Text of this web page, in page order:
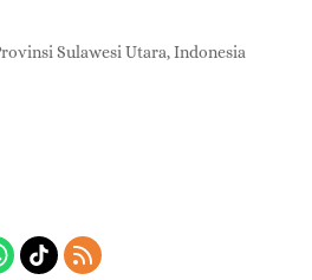
Sulawesi Utara, Indonesia